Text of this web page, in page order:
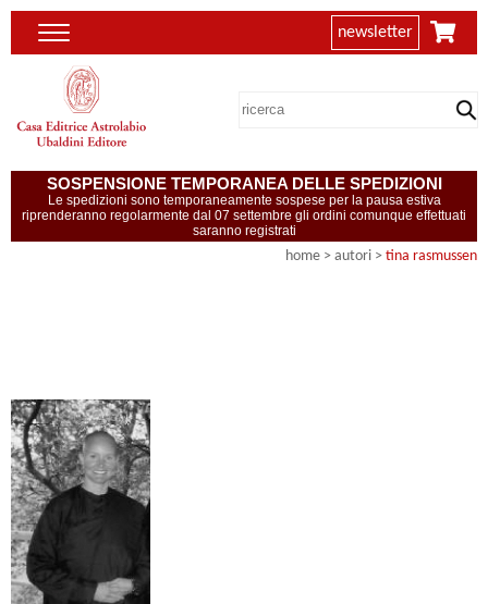
newsletter
SOSPENSIONE TEMPORANEA DELLE SPEDIZIONI
Le spedizioni sono temporaneamente sospese per la pausa estiva
riprenderanno regolarmente dal 07 settembre gli ordini comunque effettuati
saranno registrati
home > autori > tina rasmussen